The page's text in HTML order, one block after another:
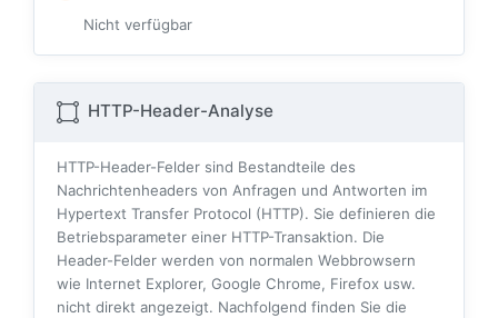
Nicht verfügbar
HTTP-Header-Analyse
HTTP-Header-Felder sind Bestandteile des
Nachrichtenheaders von Anfragen und Antworten im
Hypertext Transfer Protocol (HTTP). Sie definieren die
Betriebsparameter einer HTTP-Transaktion. Die
Header-Felder werden von normalen Webbrowsern
wie Internet Explorer, Google Chrome, Firefox usw.
nicht direkt angezeigt. Nachfolgend finden Sie die